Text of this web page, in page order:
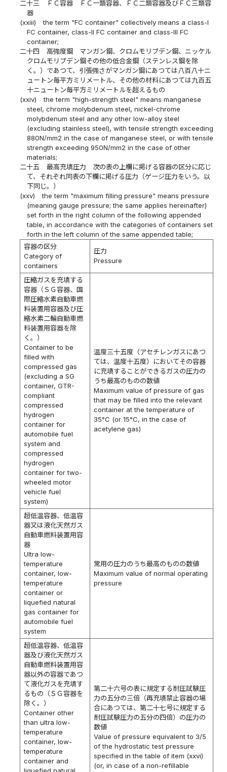
二十三
ＦＣ容器 ＦＣ一類容器、ＦＣ二類容器及びＦＣ三類容
器
(xxiii)
the term "FC container" collectively means a class-I
FC container, class-II FC container and class-III FC
container;
二十四
高強度鋼 マンガン鋼、クロムモリブデン鋼、ニッケル
クロムモリブデン鋼その他の低合金鋼（ステンレス鋼を除
く。）であつて、引張強さがマンガン鋼にあつては八百八十ニ
ュートン毎平方ミリメートル、その他の材料にあつては九百五
十ニュートン毎平方ミリメートルを超えるもの
(xxiv)
the term "high-strength steel" means manganese
steel, chrome molybdenum steel, nickel-chrome
molybdenum steel and any other low-alloy steel
(excluding stainless steel), with tensile strength exceeding
880N/mm2 in the case of manganese steel, or with tensile
strength exceeding 950N/mm2 in the case of other
materials;
二十五
最高充填圧力 次の表の上欄に掲げる容器の区分に応じ
て、それぞれ同表の下欄に掲げる圧力（ゲージ圧力をいう。以
下同じ。）
(xxv)
the term "maximum filling pressure" means pressure
(meaning gauge pressure; the same applies hereinafter)
set forth in the right column of the following appended
table, in accordance with the categories of containers set
forth in the left column of the same appended table;
容器の区分
Category of
containers
圧力
Pressure
圧縮ガスを充填する
容器（ＳＧ容器、国
際圧縮水素自動車燃
料装置用容器及び圧
縮水素二輪自動車燃
料装置用容器を除
く。）
Container to be
filled with
compressed gas
(excluding a SG
container, GTR-
compliant
compressed
hydrogen
container for
automobile fuel
system and
compressed
hydrogen
container for two-
wheeled motor
vehicle fuel
system)
温度三十五度（アセチレンガスにあつ
ては、温度十五度）においてその容器
に充填することができるガスの圧力の
うち最高のものの数値
Maximum value of pressure of gas
that may be filled into the relevant
container at the temperature of
35°C (or 15°C, in the case of
acetylene gas)
超低温容器、低温容
器又は液化天然ガス
自動車燃料装置用容
器
Ultra low-
temperature
container, low-
temperature
container or
liquefied natural
gas container for
automobile fuel
system
常用の圧力のうち最高のものの数値
Maximum value of normal operating
pressure
超低温容器、低温容
器及び液化天然ガス
自動車燃料装置用容
器以外の容器であつ
て液化ガスを充填す
るもの（ＳＧ容器を
除く。）
Container other
than ultra low-
temperature
container, low-
temperature
container and
第二十六号の表に規定する耐圧試験圧
力の五分の三倍（再充填禁止容器の場
合にあつては、第二十七号に規定する
耐圧試験圧力の五分の四倍）の圧力の
数値
Value of pressure equivalent to 3/5
of the hydrostatic test pressure
specified in the table of item (xxvi)
(or, in case of a non-refillable